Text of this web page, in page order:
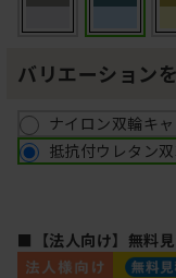
バリエーション
ナイロン双輪キ
抵抗付ウレタン
■【法人向け】無料